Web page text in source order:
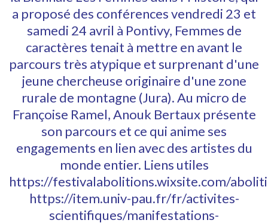
a proposé des conférences vendredi 23 et
samedi 24 avril à Pontivy, Femmes de
caractères tenait à mettre en avant le
parcours très atypique et surprenant d'une
jeune chercheuse originaire d'une zone
rurale de montagne (Jura). Au micro de
Françoise Ramel, Anouk Bertaux présente
son parcours et ce qui anime ses
engagements en lien avec des artistes du
monde entier. Liens utiles
https://festivalabolitions.wixsite.com/
https://item.univ-pau.fr/fr/activites-
scientifiques/manifestations-